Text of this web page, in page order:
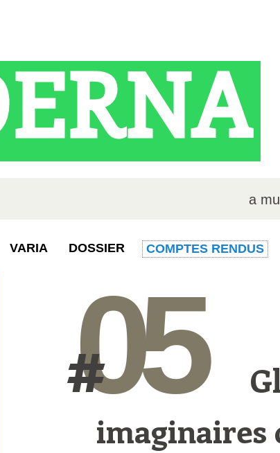
a
VARIA DOSSIER COMPTES RENDUS
#
05
imaginaires